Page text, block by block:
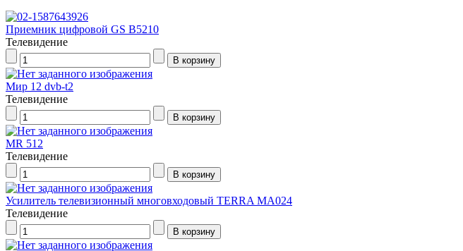
Приемник цифровой GS В5210
Телевидение
Мир 12 dvb-t2
Телевидение
MR 512
Телевидение
Усилитель телевизионный многовходовый TERRA МА024
Телевидение